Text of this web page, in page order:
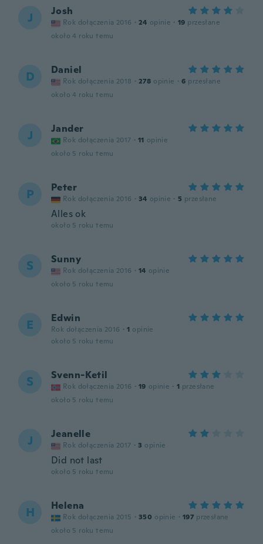
J Josh
Rok dołączenia 2016 · 24 opinie · 19 przesłane
około 4 roku temu
D Daniel
Rok dołączenia 2018 · 278 opinie · 6 przesłane
około 4 roku temu
J Jander
Rok dołączenia 2017 · 11 opinie
około 5 roku temu
P Peter
Rok dołączenia 2016 · 34 opinie · 5 przesłane
Alles ok
około 5 roku temu
S Sunny
Rok dołączenia 2016 · 14 opinie
około 5 roku temu
E Edwin
Rok dołączenia 2016 · 1 opinie
około 5 roku temu
S Svenn-Ketil
Rok dołączenia 2016 · 19 opinie · 1 przesłane
około 5 roku temu
J Jeanelle
Rok dołączenia 2017 · 3 opinie
Did not last
około 5 roku temu
H Helena
Rok dołączenia 2015 · 350 opinie · 197 przesłane
około 5 roku temu